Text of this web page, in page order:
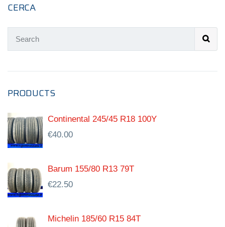
CERCA
PRODUCTS
Continental 245/45 R18 100Y
€40.00
Barum 155/80 R13 79T
€22.50
Michelin 185/60 R15 84T